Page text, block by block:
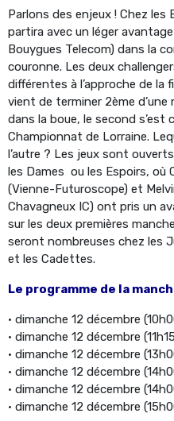
Parlons des enjeux ! Chez les
partira avec un léger
Bouygues Telecom) dans la
couronne. Les deux
différentes à l’approche de la
vient de terminer 2ème d’une
dans la boue, le second
Championnat de Lorraine.
l’autre ? Les jeux sont
les Dames ou les Espoirs, où
(Vienne-Futuroscope) et
Chavagneux IC) ont pris un
sur les deux premières
seront nombreuses chez les
et les Cadettes.
Le programme de la
• dimanche 12 décembre
• dimanche 12 décembre
• dimanche 12 décembre
• dimanche 12 décembre
• dimanche 12 décembre
• dimanche 12 décembre